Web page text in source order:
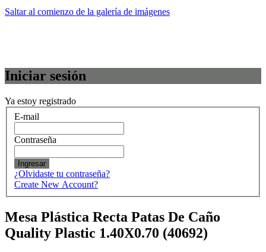
Saltar al comienzo de la galería de imágenes
Iniciar sesión
Ya estoy registrado
E-mail
Contraseña
Ingresar
¿Olvidaste tu contraseña?
Create New Account?
Mesa Plástica Recta Patas De Caño
Quality Plastic 1.40X0.70 (40692)